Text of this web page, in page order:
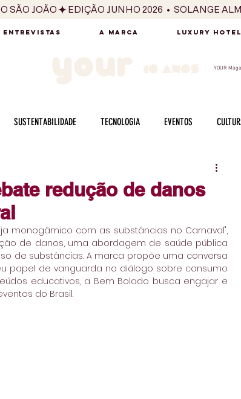
SÃO JOÃO
ENTREVISTAS A MARCA LUXURY
YOUR
SUSTENTABILIDADE TECNOLOGIA EVENTOS
SABOR
redução de danos
monogâmico com as substâncias no Carnaval",
de danos, uma abordagem de saúde pública
de substâncias. A marca propõe uma conversa
papel de vanguarda no diálogo sobre consumo
educativos, a Bem Bolado busca engajar e
do Brasil.